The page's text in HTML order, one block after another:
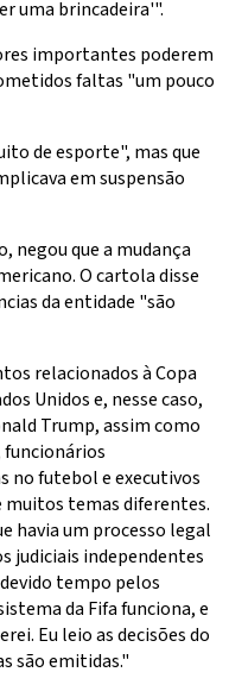
uma brincadeira'".
importantes poderem
faltas "um pouco
de esporte", mas que
em suspensão
negou que a mudança
O cartola disse
da entidade "são
relacionados à Copa
Unidos e, nesse caso,
Trump, assim como
funcionários
no futebol e executivos
muitos temas diferentes.
havia um processo legal
judiciais independentes
tempo pelos
da Fifa funciona, e
Eu leio as decisões do
são emitidas."